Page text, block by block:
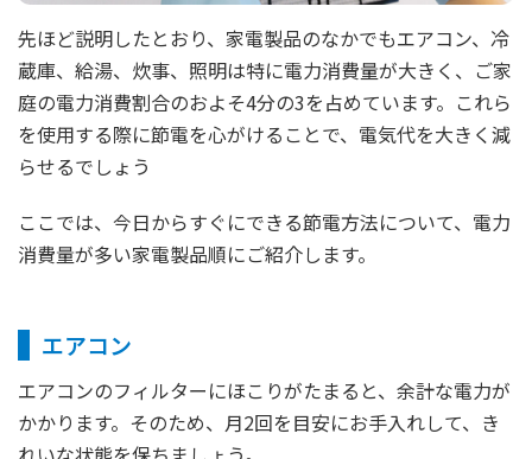
先ほど説明したとおり、家電製品のなかでもエアコン、冷
蔵庫、給湯、炊事、照明は特に電力消費量が大きく、ご家
庭の電力消費割合のおよそ4分の3を占めています。これら
を使用する際に節電を心がけることで、電気代を大きく減
らせるでしょう
ここでは、今日からすぐにできる節電方法について、電力
消費量が多い家電製品順にご紹介します。
エアコン
エアコンのフィルターにほこりがたまると、余計な電力が
かかります。そのため、月2回を目安にお手入れして、き